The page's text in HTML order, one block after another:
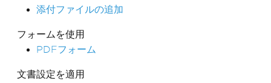
添付ファイルの追加
フォームを使用
PDFフォーム
文書設定を適用